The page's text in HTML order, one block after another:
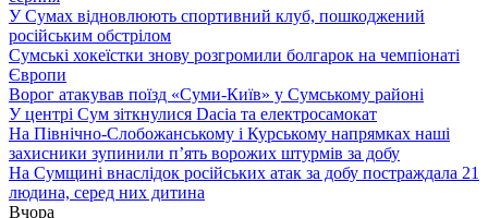
У Сумах відновлюють спортивний клуб, пошкоджений
російським обстрілом
Сумські хокеїстки знову розгромили болгарок на чемпіонаті
Європи
Ворог атакував поїзд «Суми-Київ» у Сумському районі
У центрі Сум зіткнулися Dacia та електросамокат
На Північно-Слобожанському і Курському напрямках наші
захисники зупинили п’ять ворожих штурмів за добу
На Сумщині внаслідок російських атак за добу постраждала 21
людина, серед них дитина
Вчора